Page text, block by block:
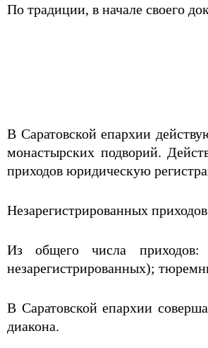
По традиции, в начале своего
В Саратовской епархии
монастырских подворий.
приходов юридическую
Незарегистрированных
Из общего числа
незарегистрированных);
В Саратовской епархии
диакона.